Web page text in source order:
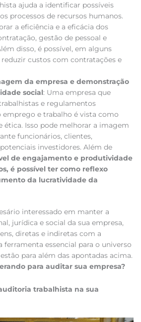
ajuda a identificar possíveis
processos de recursos humanos.
a eficiência e a eficácia dos
gestão de pessoal e
disso, é possível, em alguns
reduzir custos com contratações e
da empresa e demonstração
social: Uma empresa que
e regulamentos
emprego e trabalho é vista como
ética. Isso pode melhorar a imagem
funcionários, clientes,
investidores. Além de
de engajamento e produtividade
é possível ter como reflexo
da lucratividade da
interessado em manter a
jurídica e social da sua empresa,
diretas e indiretas com a
ferramenta essencial para o universo
para além das apontadas acima.
para auditar sua empresa?
trabalhista na sua